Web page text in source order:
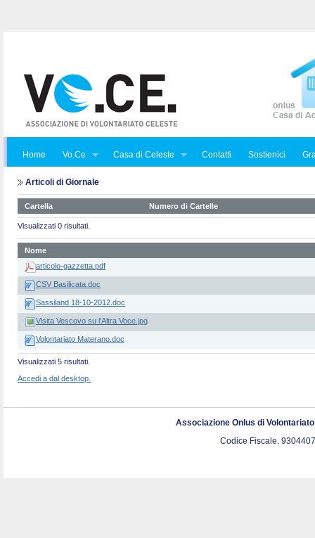
Home Vo.Ce Casa di Celeste Contatti Sostienici
Articoli di Giornale
Cartella Numero di Cartelle
Visualizzati 0 risultati.
Nome
articolo-gazzetta.pdf
CSV Basilicata.doc
Sassiland 18-10-2012.doc
Visita Vescovo su l'Altra Voce.jpg
Volontariato Materano.doc
Visualizzati 5 risultati.
Accedi a dal desktop.
Associazione Onlus di
Codice Fiscale.